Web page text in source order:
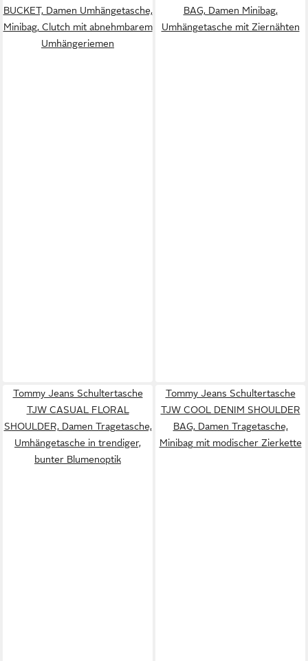
BUCKET, Damen Umhängetasche,
Minibag, Clutch mit abnehmbarem
Umhängeriemen
BAG, Damen Minibag,
Umhängetasche mit Ziernähten
Tommy Jeans Schultertasche
TJW CASUAL FLORAL
SHOULDER, Damen Tragetasche,
Umhängetasche in trendiger,
bunter Blumenoptik
Tommy Jeans Schultertasche
TJW COOL DENIM SHOULDER
BAG, Damen Tragetasche,
Minibag mit modischer Zierkette